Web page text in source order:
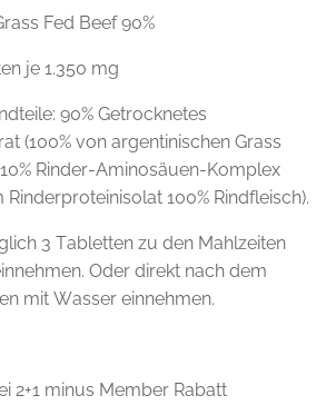
Fed Beef 90%
je 1.350 mg
90% Getrocknetes
(100% von argentinischen Grass
Rinder-Aminosäuen-Komplex
100% Rindfleisch).
3 Tabletten zu den Mahlzeiten
Oder direkt nach dem
mit Wasser einnehmen.
2+1 minus Member Rabatt